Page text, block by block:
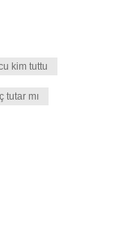
kim tuttu
tutar mı